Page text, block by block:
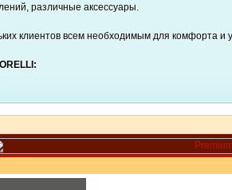
различные аксессуары.
клиентов всем необходимым для комфорта и